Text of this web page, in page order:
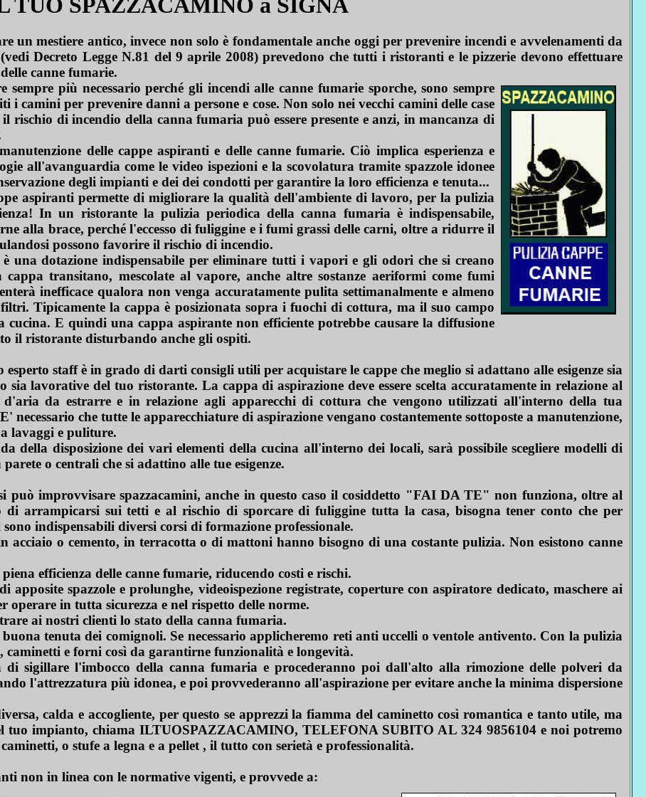
mestiere antico, invece non solo è fondamentale anche oggi per prevenire incendi e avvelenamenti da
Decreto Legge N.81 del 9 aprile 2008) prevedono che tutti i ristoranti e le pizzerie devono effettuare
canne fumarie.
più necessario perché gli incendi alle canne fumarie sporche, sono sempre
camini per prevenire danni a persone e cose. Non solo nei vecchi camini delle case
rischio di incendio della canna fumaria può essere presente e anzi, in mancanza di
delle cappe aspiranti e delle canne fumarie. Ciò implica esperienza e
all'avanguardia come le video ispezioni e la scovolatura tramite spazzole idonee
degli impianti e dei dei condotti per garantire la loro efficienza e tenuta...
aspiranti permette di migliorare la qualità dell'ambiente di lavoro, per la pulizia
In un ristorante la pulizia periodica della canna fumaria è indispensabile,
alla brace, perché l'eccesso di fuliggine e i fumi grassi delle carni, oltre a ridurre il
possono favorire il rischio di incendio.
una dotazione indispensabile per eliminare tutti i vapori e gli odori che si creano
transitano, mescolate al vapore, anche altre sostanze aeriformi come fumi
inefficace qualora non venga accuratamente pulita settimanalmente e almeno
Tipicamente la cappa è posizionata sopra i fuochi di cottura, ma il suo campo
cucina. E quindi una cappa aspirante non efficiente potrebbe causare la diffusione
il ristorante disturbando anche gli ospiti.
esperto staff è in grado di darti consigli utili per acquistare le cappe che meglio si adattano alle esigenze sia
sia lavorative del tuo ristorante. La cappa di aspirazione deve essere scelta accuratamente in relazione al
d'aria da estrarre e in relazione agli apparecchi di cottura che vengono utilizzati all'interno della tua
necessario che tutte le apparecchiature di aspirazione vengano costantemente sottoposte a manutenzione,
lavaggi e puliture.
della disposizione dei vari elementi della cucina all'interno dei locali, sarà possibile scegliere modelli di
parete o centrali che si adattino alle tue esigenze.
può improvvisare spazzacamini, anche in questo caso il cosiddetto "FAI DA TE" non funziona, oltre al
di arrampicarsi sui tetti e al rischio di sporcare di fuliggine tutta la casa, bisogna tener conto che per
indispensabili diversi corsi di formazione professionale.
acciaio o cemento, in terracotta o di mattoni hanno bisogno di una costante pulizia. Non esistono canne
efficienza delle canne fumarie, riducendo costi e rischi.
spazzole e prolunghe, videoispezione registrate, coperture con aspiratore dedicato, maschere ai
in tutta sicurezza e nel rispetto delle norme.
ai nostri clienti lo stato della canna fumaria.
tenuta dei comignoli. Se necessario applicheremo reti anti uccelli o ventole antivento. Con la pulizia
e forni così da garantirne funzionalità e longevità.
sigillare l'imbocco della canna fumaria e procederanno poi dall'alto alla rimozione delle polveri da
l'attrezzatura più idonea, e poi provvederanno all'aspirazione per evitare anche la minima dispersione
calda e accogliente, per questo se apprezzi la fiamma del caminetto così romantica e tanto utile, ma
tuo impianto, chiama ILTUOSPAZZACAMINO, TELEFONA SUBITO AL 324 9856104 e noi potremo
o stufe a legna e a pellet , il tutto con serietà e professionalità.
non in linea con le normative vigenti, e provvede a: